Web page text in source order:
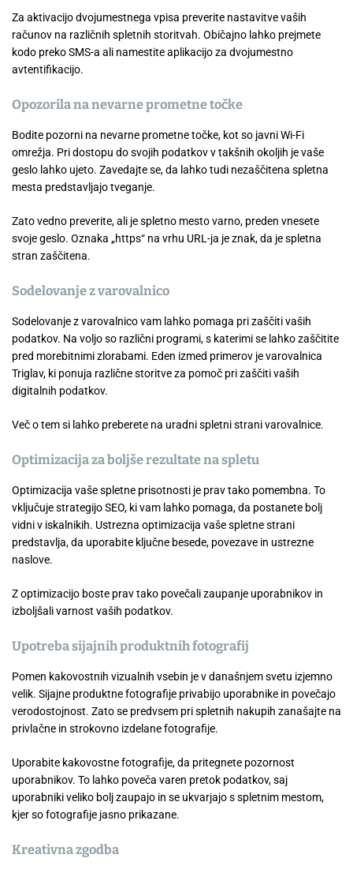
Za aktivacijo dvojumestnega vpisa preverite nastavitve vaših
računov na različnih spletnih storitvah. Običajno lahko prejmete
kodo preko SMS-a ali namestite aplikacijo za dvojumestno
avtentifikacijo.
Opozorila na nevarne prometne točke
Bodite pozorni na nevarne prometne točke, kot so javni Wi-Fi
omrežja. Pri dostopu do svojih podatkov v takšnih okoljih je vaše
geslo lahko ujeto. Zavedajte se, da lahko tudi nezaščitena spletna
mesta predstavljajo tveganje.
Zato vedno preverite, ali je spletno mesto varno, preden vnesete
svoje geslo. Oznaka „https“ na vrhu URL-ja je znak, da je spletna
stran zaščitena.
Sodelovanje z varovalnico
Sodelovanje z varovalnico vam lahko pomaga pri zaščiti vaših
podatkov. Na voljo so različni programi, s katerimi se lahko zaščitite
pred morebitnimi zlorabami. Eden izmed primerov je varovalnica
Triglav, ki ponuja različne storitve za pomoč pri zaščiti vaših
digitalnih podatkov.
Več o tem si lahko preberete na uradni spletni strani varovalnice.
Optimizacija za boljše rezultate na spletu
Optimizacija vaše spletne prisotnosti je prav tako pomembna. To
vključuje strategijo SEO, ki vam lahko pomaga, da postanete bolj
vidni v iskalnikih. Ustrezna optimizacija vaše spletne strani
predstavlja, da uporabite ključne besede, povezave in ustrezne
naslove.
Z optimizacijo boste prav tako povečali zaupanje uporabnikov in
izboljšali varnost vaših podatkov.
Upotreba sijajnih produktnih fotografij
Pomen kakovostnih vizualnih vsebin je v današnjem svetu izjemno
velik. Sijajne produktne fotografije privabijo uporabnike in povečajo
verodostojnost. Zato se predvsem pri spletnih nakupih zanašajte na
privlačne in strokovno izdelane fotografije.
Uporabite kakovostne fotografije, da pritegnete pozornost
uporabnikov. To lahko poveča varen pretok podatkov, saj
uporabniki veliko bolj zaupajo in se ukvarjajo s spletnim mestom,
kjer so fotografije jasno prikazane.
Kreativna zgodba